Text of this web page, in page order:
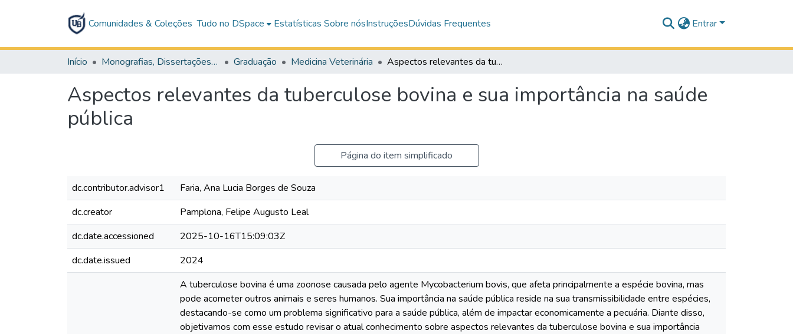
Comunidades & Coleções Tudo no DSpace Estatísticas Sobre nósInstruçõesDúvidas Frequentes Entrar
Início Monografias, Dissertações e Teses Graduação Medicina Veterinária Aspectos relevantes da tuberculose bovina e sua importância na saúde pública
Aspectos relevantes da tuberculose bovina e sua importância na saúde
pública
Página do item simplificado
dc.contributor.advisor1
Faria, Ana Lucia Borges de Souza
dc.creator
Pamplona, Felipe Augusto Leal
dc.date.accessioned
2025-10-16T15:09:03Z
dc.date.issued
2024
A tuberculose bovina é uma zoonose causada pelo agente Mycobacterium bovis, que afeta principalmente a espécie bovina, mas
pode acometer outros animais e seres humanos. Sua importância na saúde pública reside na sua transmissibilidade entre espécies,
destacando-se como um problema significativo para a saúde pública, além de impactar economicamente a pecuária. Diante disso,
objetivamos com esse estudo revisar o atual conhecimento sobre aspectos relevantes da tuberculose bovina e sua importância